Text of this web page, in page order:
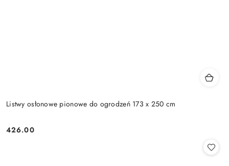
Listwy osłonowe pionowe do ogrodzeń 173 x 250 cm
Cena:
426.00